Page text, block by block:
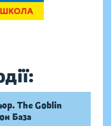
The Goblin
База